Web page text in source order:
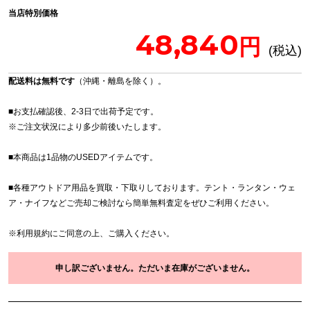
当店特別価格
48,840
配送料は無料です （沖縄・離島を除く）。
■お支払確認後、2-3日で出荷予定です。
※ご注文状況により多少前後いたします。
■本商品は1品物のUSEDアイテムです。
■各種アウトドア用品を買取・下取りしております。テント・ランタン・ウェ
ア・ナイフなどご売却ご検討なら簡単無料査定をぜひご利用ください。
※利用規約にご同意の上、ご購入ください。
申し訳ございません。ただいま在庫がございません。